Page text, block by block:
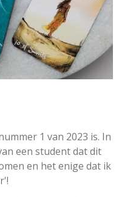
1 van 2023 is. In
een student dat dit
en het enige dat ik